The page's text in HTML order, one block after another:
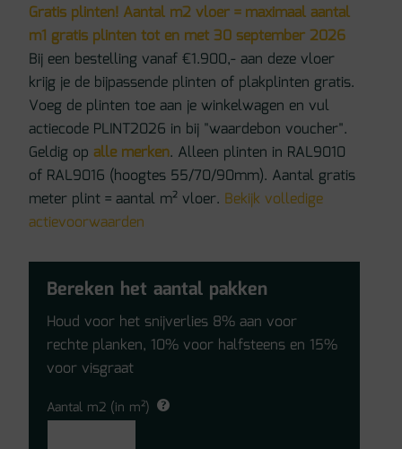
Gratis plinten! Aantal m2 vloer = maximaal aantal
m1 gratis plinten tot en met 30 september 2026
Bij een bestelling vanaf €1.900,- aan deze vloer
krijg je de bijpassende plinten of plakplinten gratis.
Voeg de plinten toe aan je winkelwagen en vul
actiecode PLINT2026 in bij "waardebon voucher".
Geldig opalle merken. Alleen plinten in RAL9010
of RAL9016 (hoogtes 55/70/90mm). Aantal gratis
meter plint = aantal m² vloer. Bekijk volledige
actievoorwaarden
Bereken het aantal pakken
Houd voor het snijverlies 8% aan voor
rechte planken, 10% voor halfsteens en 15%
voor visgraat
Aantal m2 (in m²)